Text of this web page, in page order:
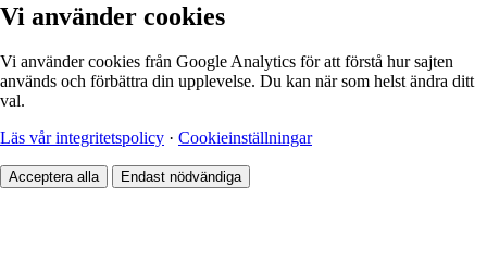
Vi använder cookies
Vi använder cookies från Google Analytics för att förstå hur sajten
används och förbättra din upplevelse. Du kan när som helst ändra ditt
val.
Läs vår integritetspolicy · Cookieinställningar
Acceptera alla Endast nödvändiga